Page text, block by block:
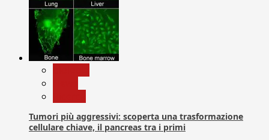
Tumori più aggressivi: scoperta una trasformazione
cellulare chiave, il pancreas tra i primi